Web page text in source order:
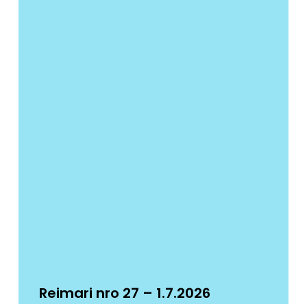
Reimari nro 27 – 1.7.2026